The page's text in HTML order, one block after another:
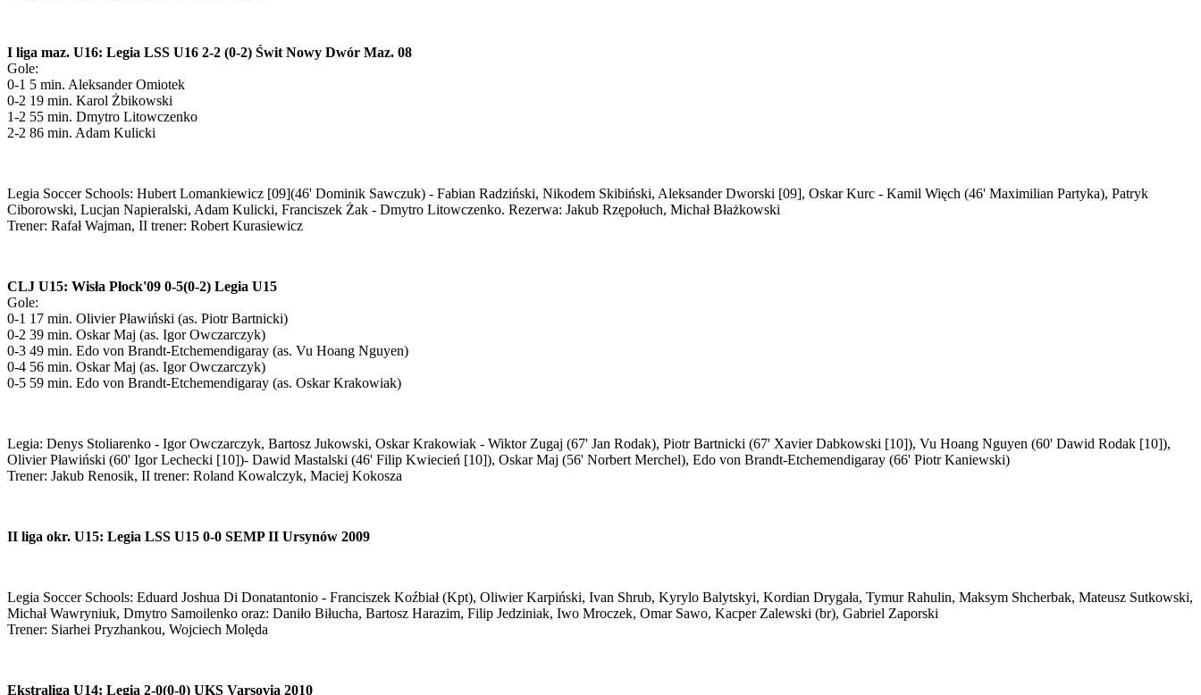
I liga maz. U16: Legia LSS U16 2-2 (0-2) Świt Nowy Dwór Maz. 08
Gole:
0-1 5 min. Aleksander Omiotek
0-2 19 min. Karol Żbikowski
1-2 55 min. Dmytro Litowczenko
2-2 86 min. Adam Kulicki
Legia Soccer Schools: Hubert Lomankiewicz [09](46' Dominik Sawczuk) - Fabian Radziński, Nikodem Skibiński, Aleksander Dworski [09], Oskar Kurc - Kamil Więch (46' Maximilian Partyka), Patryk
Ciborowski, Lucjan Napieralski, Adam Kulicki, Franciszek Żak - Dmytro Litowczenko. Rezerwa: Jakub Rzępołuch, Michał Błażkowski
Trener: Rafał Wajman, II trener: Robert Kurasiewicz
CLJ U15: Wisła Płock'09 0-5(0-2) Legia U15
Gole:
0-1 17 min. Olivier Pławiński (as. Piotr Bartnicki)
0-2 39 min. Oskar Maj (as. Igor Owczarczyk)
0-3 49 min. Edo von Brandt-Etchemendigaray (as. Vu Hoang Nguyen)
0-4 56 min. Oskar Maj (as. Igor Owczarczyk)
0-5 59 min. Edo von Brandt-Etchemendigaray (as. Oskar Krakowiak)
Legia: Denys Stoliarenko - Igor Owczarczyk, Bartosz Jukowski, Oskar Krakowiak - Wiktor Zugaj (67' Jan Rodak), Piotr Bartnicki (67' Xavier Dabkowski [10]), Vu Hoang Nguyen (60' Dawid Rodak [10]),
Olivier Pławiński (60' Igor Lechecki [10])- Dawid Mastalski (46' Filip Kwiecień [10]), Oskar Maj (56' Norbert Merchel), Edo von Brandt-Etchemendigaray (66' Piotr Kaniewski)
Trener: Jakub Renosik, II trener: Roland Kowalczyk, Maciej Kokosza
II liga okr. U15: Legia LSS U15 0-0 SEMP II Ursynów 2009
Legia Soccer Schools: Eduard Joshua Di Donatantonio - Franciszek Koźbiał (Kpt), Oliwier Karpiński, Ivan Shrub, Kyrylo Balytskyi, Kordian Drygała, Tymur Rahulin, Maksym Shcherbak, Mateusz Sutkowski,
Michał Wawryniuk, Dmytro Samoilenko oraz: Daniło Biłucha, Bartosz Harazim, Filip Jedziniak, Iwo Mroczek, Omar Sawo, Kacper Zalewski (br), Gabriel Zaporski
Trener: Siarhei Pryzhankou, Wojciech Molęda
Ekstraliga U14: Legia 2-0(0-0) UKS Varsovia 2010